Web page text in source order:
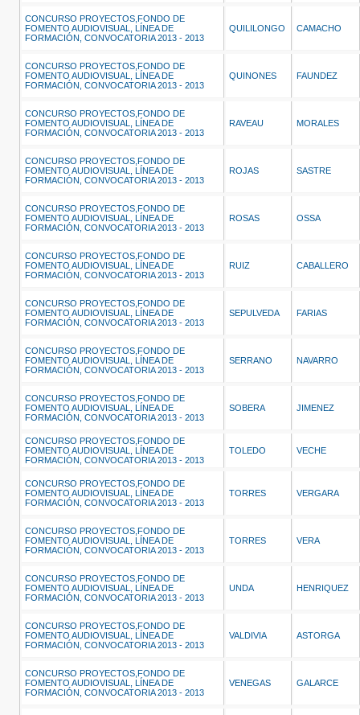
CONCURSO PROYECTOS,FONDO DE
FOMENTO AUDIOVISUAL, LÍNEA DE
FORMACIÓN, CONVOCATORIA 2013 - 2013
QUILILONGO CAMACHO
CONCURSO PROYECTOS,FONDO DE
FOMENTO AUDIOVISUAL, LÍNEA DE
FORMACIÓN, CONVOCATORIA 2013 - 2013
QUINONES FAUNDEZ
CONCURSO PROYECTOS,FONDO DE
FOMENTO AUDIOVISUAL, LÍNEA DE
FORMACIÓN, CONVOCATORIA 2013 - 2013
RAVEAU MORALES
CONCURSO PROYECTOS,FONDO DE
FOMENTO AUDIOVISUAL, LÍNEA DE
FORMACIÓN, CONVOCATORIA 2013 - 2013
ROJAS SASTRE
CONCURSO PROYECTOS,FONDO DE
FOMENTO AUDIOVISUAL, LÍNEA DE
FORMACIÓN, CONVOCATORIA 2013 - 2013
ROSAS OSSA
CONCURSO PROYECTOS,FONDO DE
FOMENTO AUDIOVISUAL, LÍNEA DE
FORMACIÓN, CONVOCATORIA 2013 - 2013
RUIZ CABALLERO
CONCURSO PROYECTOS,FONDO DE
FOMENTO AUDIOVISUAL, LÍNEA DE
FORMACIÓN, CONVOCATORIA 2013 - 2013
SEPULVEDA FARIAS
CONCURSO PROYECTOS,FONDO DE
FOMENTO AUDIOVISUAL, LÍNEA DE
FORMACIÓN, CONVOCATORIA 2013 - 2013
SERRANO NAVARRO
CONCURSO PROYECTOS,FONDO DE
FOMENTO AUDIOVISUAL, LÍNEA DE
FORMACIÓN, CONVOCATORIA 2013 - 2013
SOBERA JIMENEZ
CONCURSO PROYECTOS,FONDO DE
FOMENTO AUDIOVISUAL, LÍNEA DE
FORMACIÓN, CONVOCATORIA 2013 - 2013
TOLEDO VECHE
CONCURSO PROYECTOS,FONDO DE
FOMENTO AUDIOVISUAL, LÍNEA DE
FORMACIÓN, CONVOCATORIA 2013 - 2013
TORRES VERGARA
CONCURSO PROYECTOS,FONDO DE
FOMENTO AUDIOVISUAL, LÍNEA DE
FORMACIÓN, CONVOCATORIA 2013 - 2013
TORRES VERA
CONCURSO PROYECTOS,FONDO DE
FOMENTO AUDIOVISUAL, LÍNEA DE
FORMACIÓN, CONVOCATORIA 2013 - 2013
UNDA HENRIQUEZ
CONCURSO PROYECTOS,FONDO DE
FOMENTO AUDIOVISUAL, LÍNEA DE
FORMACIÓN, CONVOCATORIA 2013 - 2013
VALDIVIA ASTORGA
CONCURSO PROYECTOS,FONDO DE
FOMENTO AUDIOVISUAL, LÍNEA DE
FORMACIÓN, CONVOCATORIA 2013 - 2013
VENEGAS GALARCE